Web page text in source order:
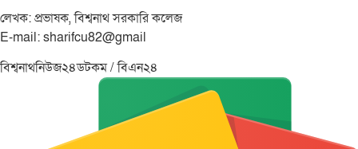
লেখক: প্রভাষক, বিশ্বনাথ সরকারি কলেজ
E-mail: sharifcu82@gmail
বিশ্বনাথনিউজ২৪ডটকম / বিএন২৪